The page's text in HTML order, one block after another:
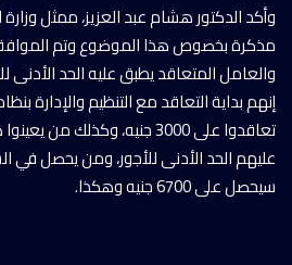
وأكد الدكتور هشام عبد العزيز، ممثل وزارة
مذكرة بخصوص هذا الموضوع وتم
إنهم بداية التعاقد مع التنظيم والإدارة
تعاقدوا على 3000 جنيه،
سيحصل على 6700 جنيه وهكذا.